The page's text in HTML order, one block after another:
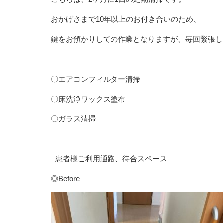
おかげさまで10年以上のお付き合いのため、
鍵をお預かりしての作業となりますが、毎回緊張
〇エアコンフィルター清掃
〇床洗浄ワックス塗布
〇ガラス清掃
□患者様ご利用通路、待合スペース
◎Before